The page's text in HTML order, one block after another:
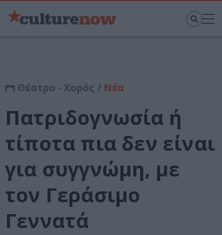
Θέατρο - Χορός / Νέα
Πατριδογνωσία ή
τίποτα πια δεν είναι
για συγγνώμη, με
τον Γεράσιμο
Γεννατά